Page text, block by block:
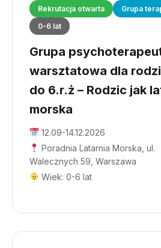
Rekrutacja otwarta
Grupa
0-6 lat
Grupa
warsztatowa dla
do 6.r.ż – Rodzic jak
morska
12.09-14.12.2026
Poradnia Latarnia Morska, ul.
Walecznych 59, Warszawa
Wiek: 0-6 lat